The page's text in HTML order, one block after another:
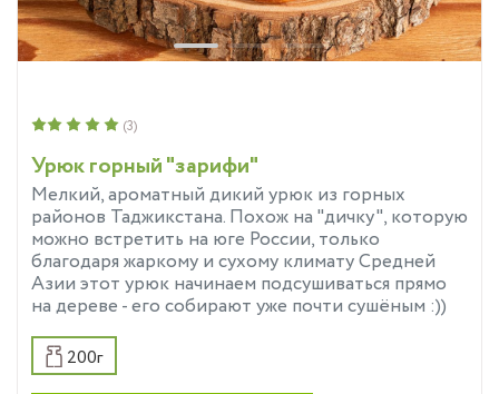
Урюк горный "зарифи"
Мелкий, ароматный дикий урюк из горных
районов Таджикстана. Похож на "дичку", которую
можно встретить на юге России, только
благодаря жаркому и сухому климату Средней
Азии этот урюк начинаем подсушиваться прямо
на дереве - его собирают уже почти сушёным :))
(3)
200г